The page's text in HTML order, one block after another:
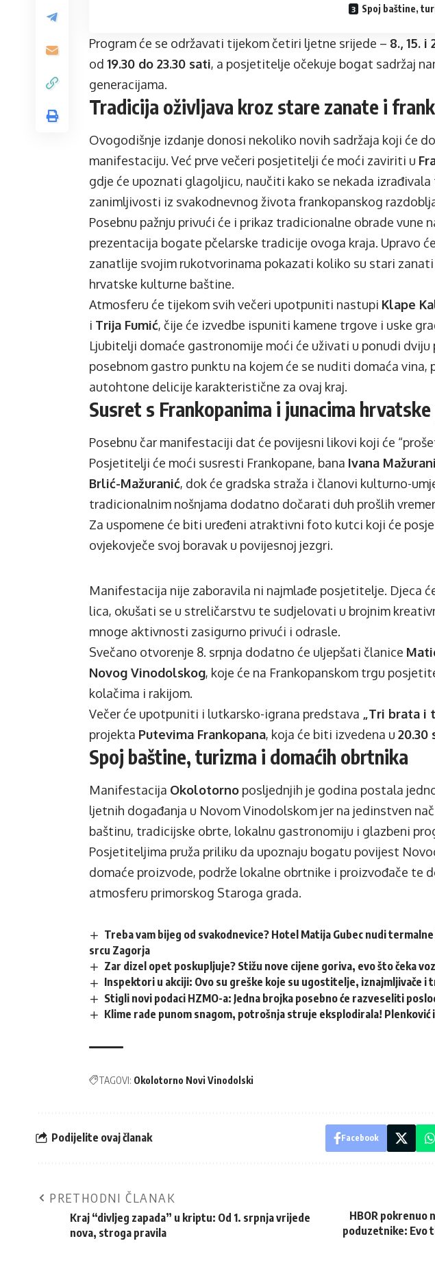
Spoj baštine,
Program će se održavati tijekom četiri ljetne srijede – 8., 15. i
od 19.30 do 23.30 sati, a posjetitelje očekuje bogat sadržaj
generacijama.
Tradicija oživljava kroz stare zanate i
Ovogodišnje izdanje donosi nekoliko novih sadržaja koji će
manifestaciju. Već prve večeri posjetitelji će moći zaviriti u
gdje će upoznati glagoljicu, naučiti kako se nekada
zanimljivosti iz svakodnevnog života frankopanskog
Posebnu pažnju privući će i prikaz tradicionalne obrade vune
prezentacija bogate pčelarske tradicije ovoga kraja. Upravo
zanatlije svojim rukotvorinama pokazati koliko su stari
hrvatske kulturne baštine.
Atmosferu će tijekom svih večeri upotpuniti nastupi Klape
i Trija Fumić, čije će izvedbe ispuniti kamene trgove i uske
Ljubitelji domaće gastronomije moći će uživati u ponudi dviju
posebnom gastro punktu na kojem će se nuditi domaća vina,
autohtone delicije karakteristične za ovaj kraj.
Susret s Frankopanima i junacima
Posebnu čar manifestaciji dat će povijesni likovi koji će
Posjetitelji će moći susresti Frankopane, bana Ivana
Brlić-Mažuranić, dok će gradska straža i članovi kulturno-
tradicionalnim nošnjama dodatno dočarati duh prošlih
Za uspomene će biti uređeni atraktivni foto kutci koji će
ovjekovječe svoj boravak u povijesnoj jezgri.
Manifestacija nije zaboravila ni najmlađe posjetitelje. Djeca
lica, okušati se u streličarstvu te sudjelovati u brojnim
mnoge aktivnosti zasigurno privući i odrasle.
Svečano otvorenje 8. srpnja dodatno će uljepšati članice
Novog Vinodolskog, koje će na Frankopanskom trgu
kolačima i rakijom.
Večer će upotpuniti i lutkarsko-igrana predstava „Tri brata i
projekta Putevima Frankopana, koja će biti izvedena u 20.30
Spoj baštine, turizma i domaćih obrtnika
Manifestacija Okolotorno posljednjih je godina postala
ljetnih događanja u Novom Vinodolskom jer na jedinstven
baštinu, tradicijske obrte, lokalnu gastronomiju i glazbeni
Posjetiteljima pruža priliku da upoznaju bogatu povijest
domaće proizvode, podrže lokalne obrtnike i proizvođače te
atmosferu primorskog Staroga grada.
Treba vam bijeg od svakodnevice? Hotel Matija Gubec nudi
srcu Zagorja
Zar dizel opet poskupljuje? Stižu nove cijene goriva, evo što čeka
Inspektori u akciji: Ovo su greške koje su ugostitelje, iznajmljivače i
Stigli novi podaci HZMO-a: Jedna brojka posebno će razveseliti
Klime rade punom snagom, potrošnja struje eksplodirala! Plenković
TAGOVI: Okolotorno Novi Vinodolski
Podijelite ovaj članak Facebook
PRETHODNI ČLANAK
Kraj “divljeg zapada” u kriptu: Od 1. srpnja vrijede
nova, stroga pravila
HBOR pokrenuo
poduzetnike: Evo